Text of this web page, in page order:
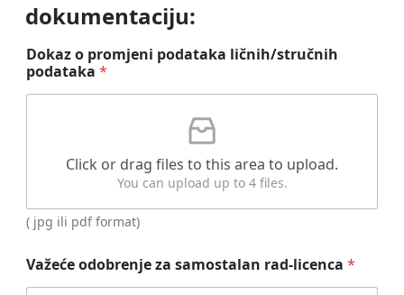
dokumentaciju:
Dokaz o promjeni podataka ličnih/stručnih
podataka *
Click or drag files to this area to upload.
You can upload up to 4 files.
( jpg ili pdf format)
Važeće odobrenje za samostalan rad-licenca *